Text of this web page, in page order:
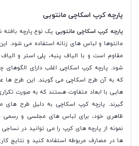
پارچه کرپ اسکاچی مانتویی
پارچه کرپ اسکاچی مانتویی یک نوع پارچه
مانتوها و لباس های زنانه استفاده می شود. این
مقاوم است و با الیاف پنبه، پلی استر و
شود. پارچه کرپ اسکاچی اغلب دارای
که به آن طرح اسکاچی می گویند. این طرح ها
هایی با ابعاد متفاوت هستند که به صورت
گیرند. پارچه کرپ اسکاچی به دلیل طرح های
ظاهری خود، برای لباس های مجلسی و رسمی
نمونه از پارچه های کرپ را می توانید در نساجی
ها در مصارف مربوطه استفاده کنید و نتایج